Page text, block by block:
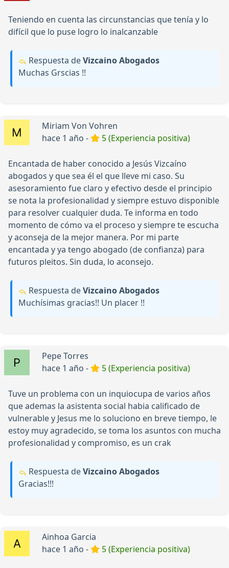
Teniendo en cuenta las circunstancias que tenía y lo
difícil que lo puse logro lo inalcanzable
Respuesta deVizcaino Abogados
Muchas Grscias !!
Miriam Von Vohren
hace 1 año -
5 (Experiencia positiva)
Encantada de haber conocido a Jesús Vizcaíno
abogados y que sea él el que lleve mi caso. Su
asesoramiento fue claro y efectivo desde el principio
se nota la profesionalidad y siempre estuvo disponible
para resolver cualquier duda. Te informa en todo
momento de cómo va el proceso y siempre te escucha
y aconseja de la mejor manera. Por mi parte
encantada y ya tengo abogado (de confianza) para
futuros pleitos. Sin duda, lo aconsejo.
Respuesta deVizcaino Abogados
Muchísimas gracias!! Un placer !!
Pepe Torres
hace 1 año -
5 (Experiencia positiva)
Tuve un problema con un inquiocupa de varios años
que ademas la asistenta social habia calificado de
vulnerable y Jesus me lo soluciono en breve tiempo, le
estoy muy agradecido, se toma los asuntos con mucha
profesionalidad y compromiso, es un crak
Respuesta deVizcaino Abogados
Gracias!!!
Ainhoa Garcia
hace 1 año -
5 (Experiencia positiva)